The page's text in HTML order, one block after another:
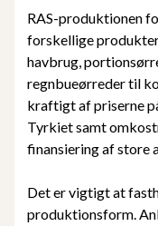
RAS-produktionen
forskellige
havbrug,
regnbueørreder til
kraftigt af priserne
Tyrkiet samt
finansiering af store
Det er vigtigt at
produktionsform.